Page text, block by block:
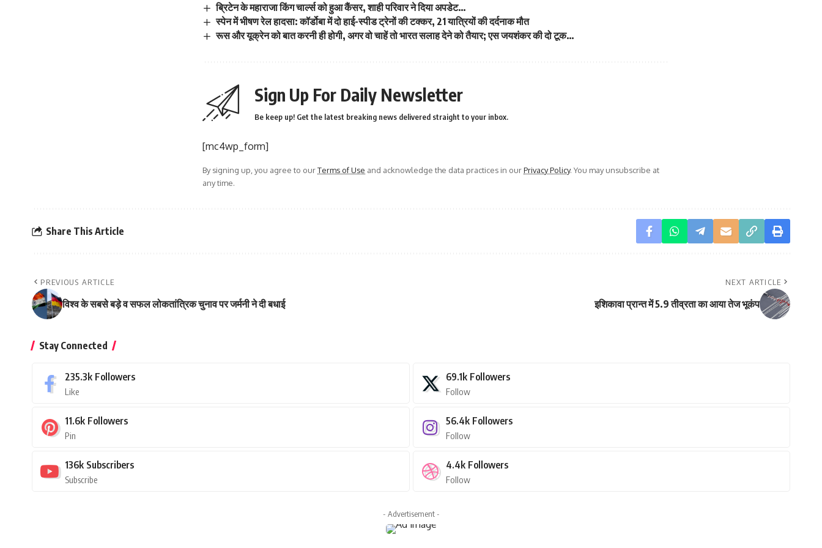
ब्रिटेन के महाराजा किंग चार्ल्स को हुआ कैंसर, शाही परिवार ने दिया अपडेट…
स्पेन में भीषण रेल हादसा: कॉर्डोबा में दो हाई-स्पीड ट्रेनों की टक्कर, 21 यात्रियों की दर्दनाक मौत
रूस और यूक्रेन को बात करनी ही होगी, अगर वो चाहें तो भारत सलाह देने को तैयार; एस जयशंकर की दो टूक…
Sign Up For Daily Newsletter
Be keep up! Get the latest breaking news delivered straight to your inbox.
[mc4wp_form]
By signing up, you agree to ourTerms of Use and acknowledge the data practices in ourPrivacy Policy. You may unsubscribe at
any time.
Share This Article
PREVIOUS ARTICLE
विश्व के सबसे बड़े व सफल लोकतांत्रिक चुनाव पर जर्मनी ने दी बधाई
NEXT ARTICLE
इशिकावा प्रान्त में 5.9 तीव्रता का आया तेज भूकंप
Stay Connected
235.3k Followers
Like
69.1k Followers
Follow
11.6k Followers
Pin
56.4k Followers
Follow
136k Subscribers
Subscribe
4.4k Followers
Follow
- Advertisement -